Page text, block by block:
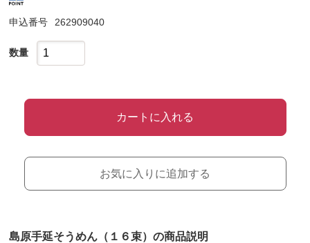
申込番号 262909040
数量
カートに入れる
お気に入りに追加する
島原手延そうめん（１６束）の商品説明